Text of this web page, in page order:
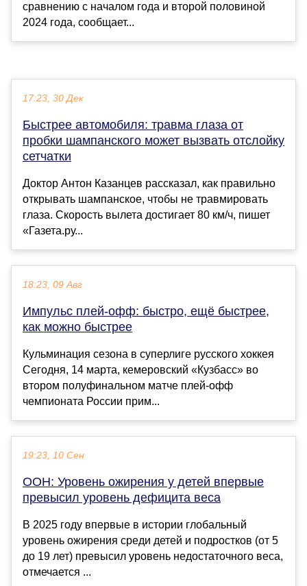
сравнению с началом года и второй половиной
2024 года, сообщает...
17:23, 30 Дек
Быстрее автомобиля: травма глаза от
пробки шампанского может вызвать отслойку
сетчатки
Доктор Антон Казанцев рассказал, как правильно
открывать шампанское, чтобы не травмировать
глаза. Скорость вылета достигает 80 км/ч, пишет
«Газета.ру...
18:23, 09 Авг
Импульс плей-офф: быстро, ещё быстрее,
как можно быстрее
Кульминация сезона в суперлиге русского хоккея
Сегодня, 14 марта, кемеровский «Кузбасс» во
втором полуфинальном матче плей-офф
чемпионата России прим...
19:23, 10 Сен
ООН: Уровень ожирения у детей впервые
превысил уровень дефицита веса
В 2025 году впервые в истории глобальный
уровень ожирения среди детей и подростков (от 5
до 19 лет) превысил уровень недостаточного веса,
отмечается ...